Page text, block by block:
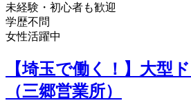
未経験・初心者も歓迎
学歴不問
女性活躍中
【埼玉で働く！】大型
（三郷営業所）